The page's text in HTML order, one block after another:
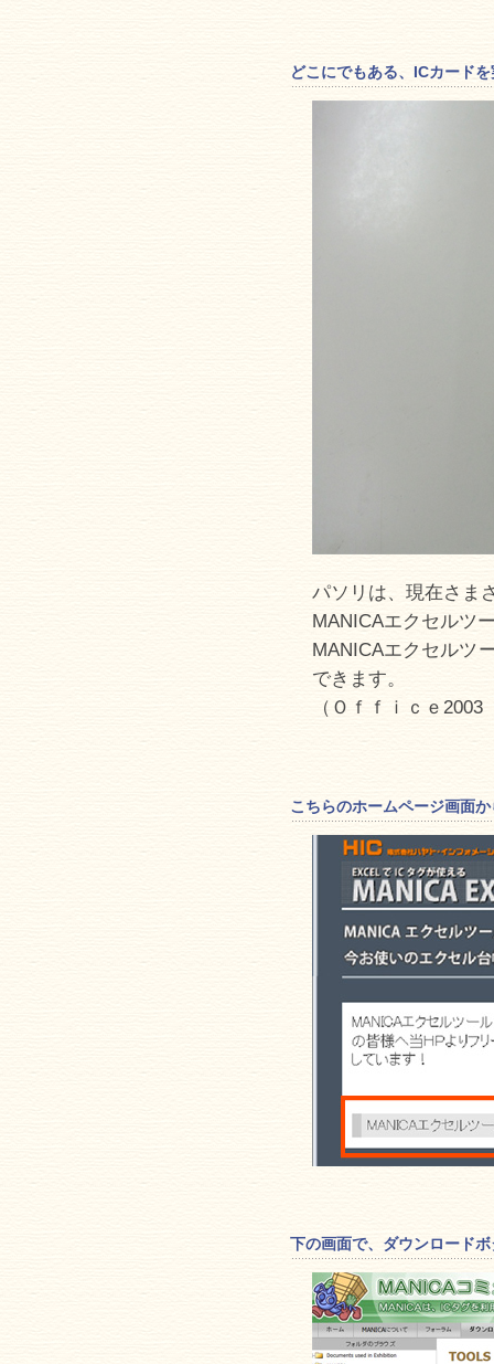
どこにでもある、ICカード
パソリは、現在さま
MANICAエクセルツ
MANICAエクセルツ
できます。
（Ｏｆｆｉｃｅ
こちらのホームページ画面
下の画面で、ダウンロード